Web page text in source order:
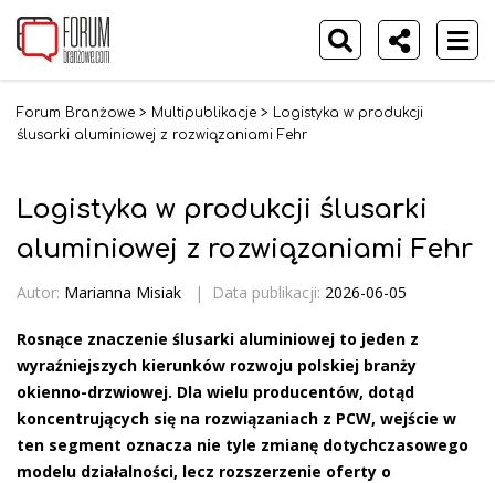
Forum Branżowe > Multipublikacje > Logistyka w produkcji
ślusarki aluminiowej z rozwiązaniami Fehr
Logistyka w produkcji ślusarki
aluminiowej z rozwiązaniami Fehr
Autor: Marianna Misiak | Data publikacji: 2026-06-05
Rosnące znaczenie ślusarki aluminiowej to jeden z
wyraźniejszych kierunków rozwoju polskiej branży
okienno-drzwiowej. Dla wielu producentów, dotąd
koncentrujących się na rozwiązaniach z PCW, wejście w
ten segment oznacza nie tyle zmianę dotychczasowego
modelu działalności, lecz rozszerzenie oferty o